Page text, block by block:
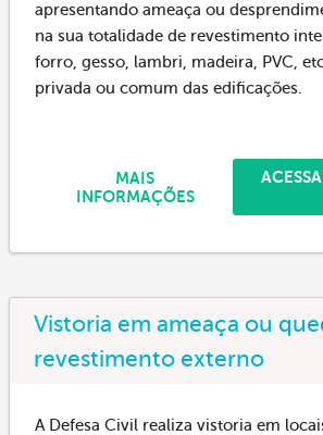
apresentando ameaça ou
na sua totalidade de revestimento
forro, gesso, lambri, madeira, PVC,
privada ou comum das edificações.
MAIS
INFORMAÇÕES
Vistoria em ameaça ou
revestimento externo
A Defesa Civil realiza vistoria em